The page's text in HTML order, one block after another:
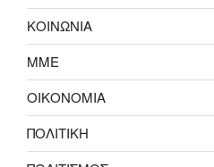
ΚΟΙΝΩΝΙΑ
ΜΜΕ
ΟΙΚΟΝΟΜΙΑ
ΠΟΛΙΤΙΚΗ